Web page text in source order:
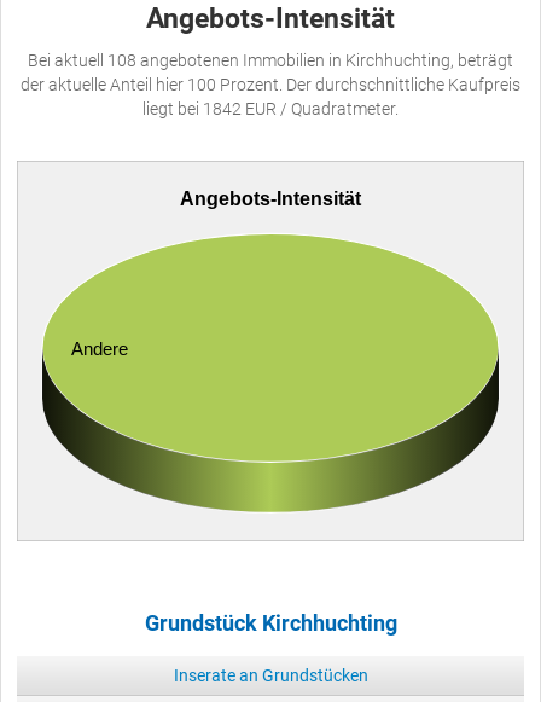
Angebots-Intensität
Bei aktuell 108 angebotenen Immobilien in Kirchhuchting, beträgt
der aktuelle Anteil hier 100 Prozent. Der durchschnittliche Kaufpreis
liegt bei 1842 EUR / Quadratmeter.
Angebots-Intensität
Andere
Grundstück Kirchhuchting
Inserate an Grundstücken